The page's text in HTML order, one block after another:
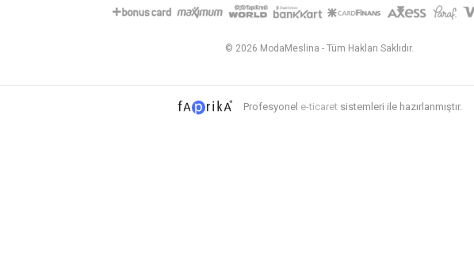
© 2026 ModaMeslina - Tüm Hakları Saklıdır.
Profesyonel e-ticaret sistemleri ile hazırlanmıştır.